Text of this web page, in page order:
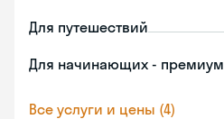
Для путешествий
Для начинающих - премиум
Все услуги и цены (4)